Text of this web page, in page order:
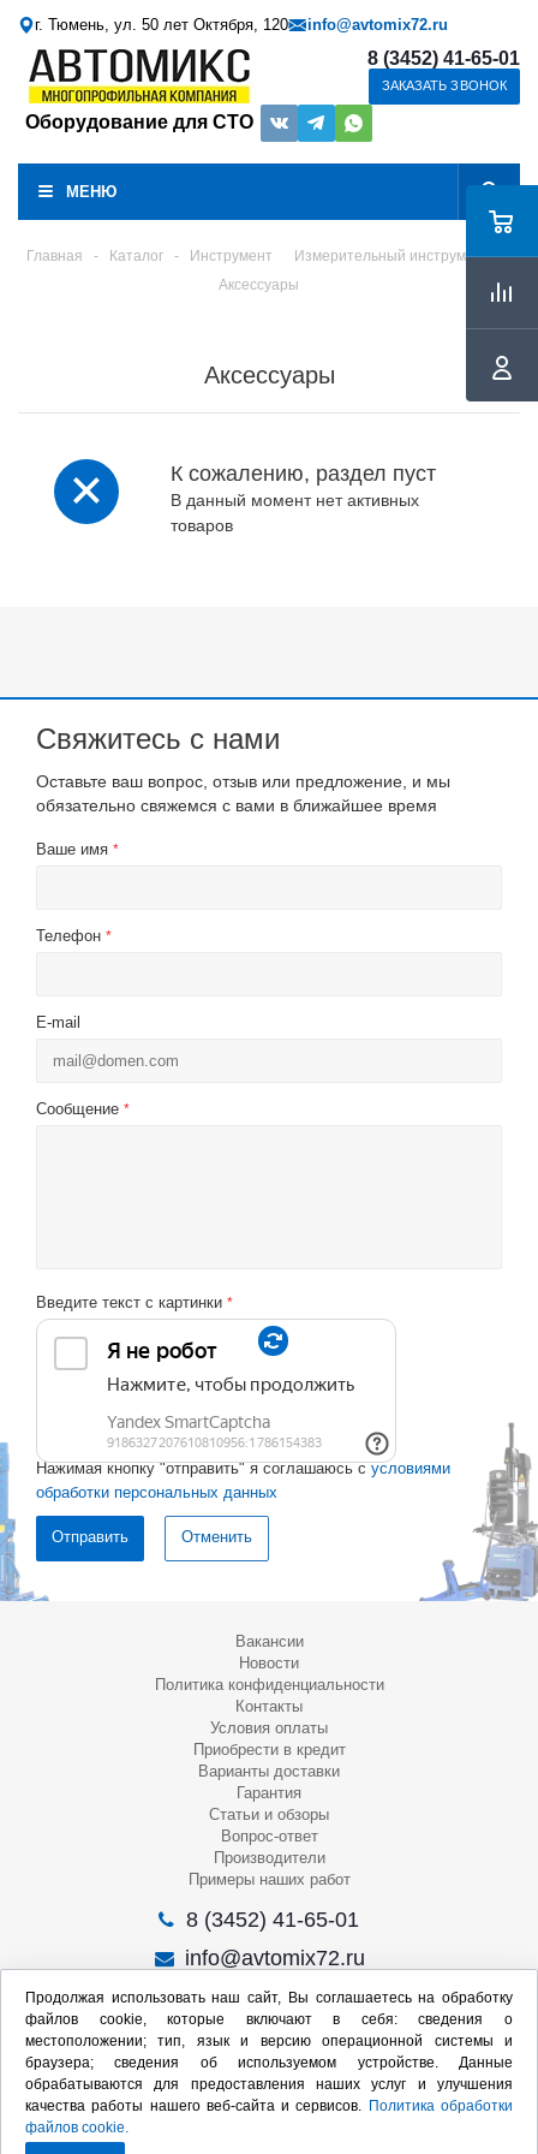
г. Тюмень, ул. 50 лет Октября, 120 info@avtomix72.ru
Оборудование для СТО
8 (3452) 41-65-01
ЗАКАЗАТЬ ЗВОНОК
МЕНЮ
Главная - Каталог - Инструмент
Измерительный инструмент
Аксессуары
Аксессуары
К сожалению, раздел пуст
В данный момент нет активных
товаров
Свяжитесь с нами
Оставьте ваш вопрос, отзыв или предложение, и мы
обязательно свяжемся с вами в ближайшее время
Ваше имя *
Телефон *
E-mail
Сообщение *
Введите текст с картинки *
Нажимая кнопку "отправить" я соглашаюсь с условиями
обработки персональных данных
Отменить
Вакансии
Новости
Политика конфиденциальности
Контакты
Условия оплаты
Приобрести в кредит
Варианты доставки
Гарантия
Статьи и обзоры
Вопрос-ответ
Производители
Примеры наших работ
8 (3452) 41-65-01
info@avtomix72.ru
г. Тюмень, ул. 50 лет Октября, 120
Пн-Пт
: 09:00 – 19:00
Сб: 10:00 – 17:00
Вс: Выходной
Мы в социальных сетях:
Продолжая использовать наш сайт, Вы соглашаетесь на обработку
файлов cookie, которые включают в себя: сведения о
местоположении; тип, язык и версию операционной системы и
браузера; сведения об используемом устройстве. Данные
обрабатываются для предоставления наших услуг и улучшения
качества работы нашего веб-сайта и сервисов. Политика обработки
файлов cookie.